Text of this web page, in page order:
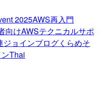
2025AWS再入門
向けAWSテクニカルサポ
ジョインブログくらめそ
Thai